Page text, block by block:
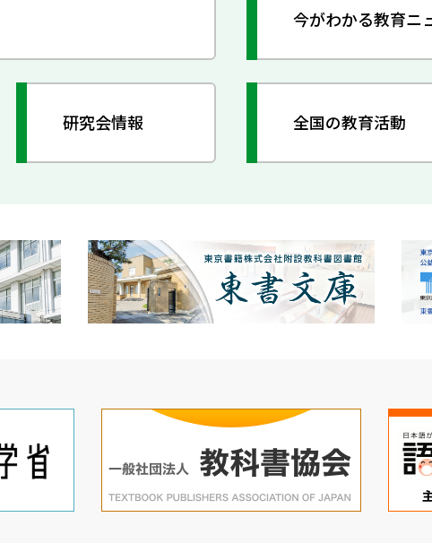
今がわかる教育ニ
研究会情報 全国の教育活動